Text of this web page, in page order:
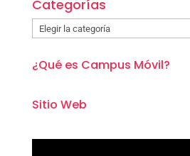
Categorías
Categorías
¿Qué es Campus Móvil?
Sitio Web